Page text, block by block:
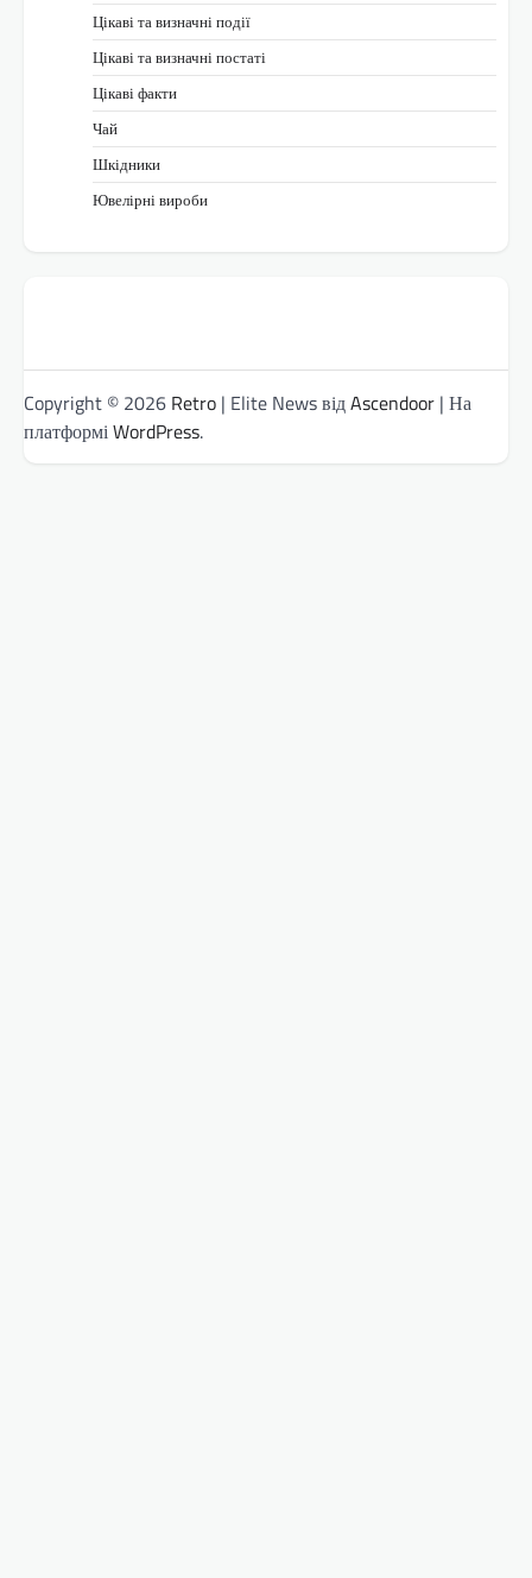
Цікаві та визначні події
Цікаві та визначні постаті
Цікаві факти
Чай
Шкідники
Ювелірні вироби
Copyright © 2026 Retro | Elite News відAscendoor | На
платформіWordPress.